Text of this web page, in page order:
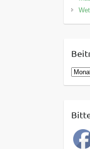
B
e
r
a
g